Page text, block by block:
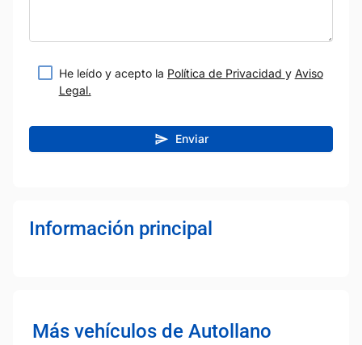
He leído y acepto la Política de Privacidad y Aviso
Legal.
Enviar
Información principal
Más vehículos de Autollano